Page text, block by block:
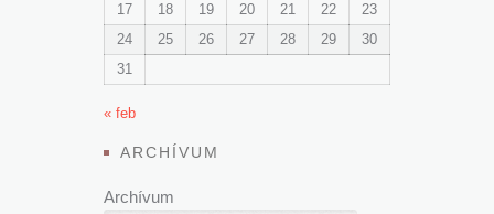
17
18 19 20 21 22
23
24
25 26 27 28 29
30
31
« feb
ARCHÍVUM
Archívum